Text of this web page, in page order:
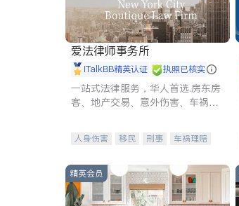
爱法律师事务所
iTalkBB精英认证 执照已核实
一站式法律服务，华人首选.房东房
客、地产交易、意外伤害、车祸重
人身伤害 移民 刑事
车祸理赔
商标注册
索赔 律师-其它 保释
精英会员